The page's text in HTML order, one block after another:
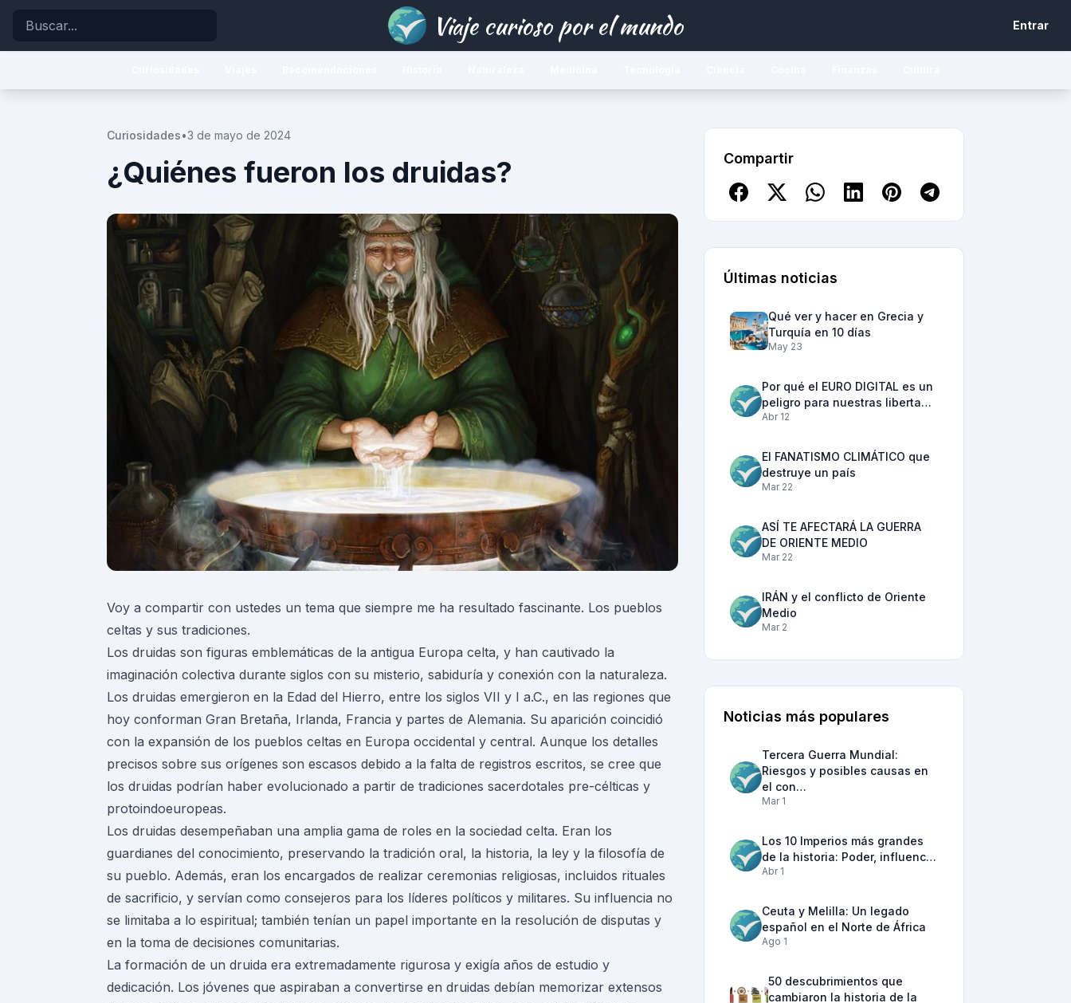
Buscar Viaje curioso por el mundo Entrar
Curiosidades•3 de mayo de 2024
¿Quiénes fueron los druidas?
Voy a compartir con ustedes un tema que siempre me ha resultado fascinante. Los pueblos
celtas y sus tradiciones.
Los druidas son figuras emblemáticas de la antigua Europa celta, y han cautivado la
imaginación colectiva durante siglos con su misterio, sabiduría y conexión con la naturaleza.
Los druidas emergieron en la Edad del Hierro, entre los siglos VII y I a.C., en las regiones que
hoy conforman Gran Bretaña, Irlanda, Francia y partes de Alemania. Su aparición coincidió
con la expansión de los pueblos celtas en Europa occidental y central. Aunque los detalles
precisos sobre sus orígenes son escasos debido a la falta de registros escritos, se cree que
los druidas podrían haber evolucionado a partir de tradiciones sacerdotales pre-célticas y
protoindoeuropeas.
Los druidas desempeñaban una amplia gama de roles en la sociedad celta. Eran los
guardianes del conocimiento, preservando la tradición oral, la historia, la ley y la filosofía de
su pueblo. Además, eran los encargados de realizar ceremonias religiosas, incluidos rituales
de sacrificio, y servían como consejeros para los líderes políticos y militares. Su influencia no
se limitaba a lo espiritual; también tenían un papel importante en la resolución de disputas y
en la toma de decisiones comunitarias.
La formación de un druida era extremadamente rigurosa y exigía años de estudio y
dedicación. Los jóvenes que aspiraban a convertirse en druidas debían memorizar extensos
Compartir
Últimas noticias
Qué ver y hacer en Grecia y
Turquía en 10 días
May 23
Por qué el EURO DIGITAL es un
peligro para nuestras liberta…
Abr 12
El FANATISMO CLIMÁTICO que
destruye un país
Mar 22
ASÍ TE AFECTARÁ LA GUERRA
DE ORIENTE MEDIO
Mar 22
IRÁN y el conflicto de Oriente
Medio
Mar 2
Noticias más populares
Tercera Guerra Mundial:
Riesgos y posibles causas en
el con…
Mar 1
Los 10 Imperios más grandes
de la historia: Poder, influenc…
Abr 1
Ceuta y Melilla: Un legado
español en el Norte de África
Ago 1
50 descubrimientos que
cambiaron la historia de la